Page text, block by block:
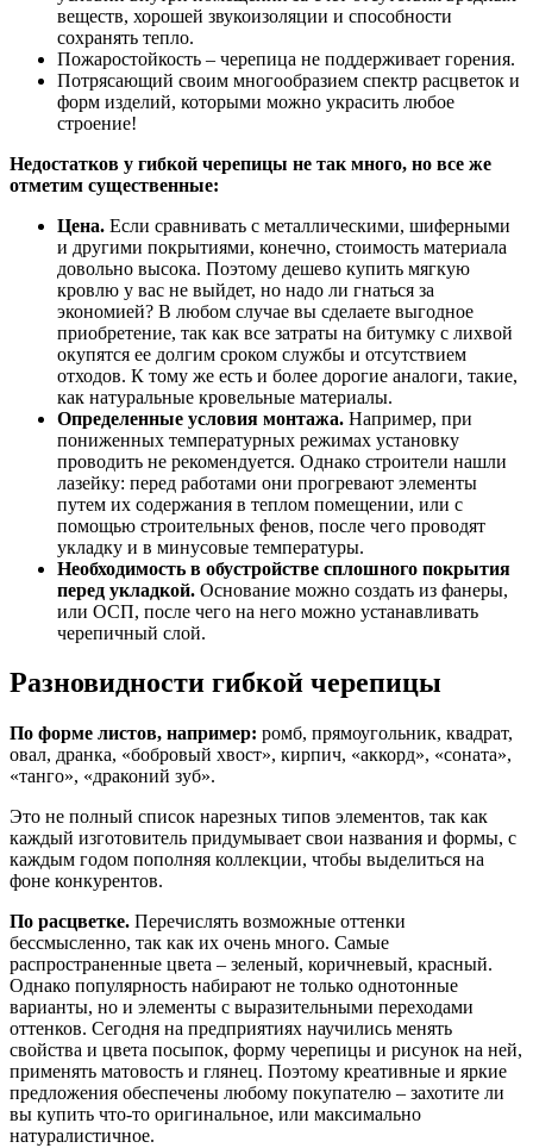
веществ, хорошей звукоизоляции и способности
сохранять тепло.
Пожаростойкость – черепица не поддерживает горения.
Потрясающий своим многообразием спектр расцветок и
форм изделий, которыми можно украсить любое
строение!
Недостатков у гибкой черепицы не так много, но все же
отметим существенные:
Цена. Если сравнивать с металлическими, шиферными
и другими покрытиями, конечно, стоимость материала
довольно высока. Поэтому дешево купить мягкую
кровлю у вас не выйдет, но надо ли гнаться за
экономией? В любом случае вы сделаете выгодное
приобретение, так как все затраты на битумку с лихвой
окупятся ее долгим сроком службы и отсутствием
отходов. К тому же есть и более дорогие аналоги, такие,
как натуральные кровельные материалы.
Определенные условия монтажа. Например, при
пониженных температурных режимах установку
проводить не рекомендуется. Однако строители нашли
лазейку: перед работами они прогревают элементы
путем их содержания в теплом помещении, или с
помощью строительных фенов, после чего проводят
укладку и в минусовые температуры.
Необходимость в обустройстве сплошного покрытия
перед укладкой. Основание можно создать из фанеры,
или ОСП, после чего на него можно устанавливать
черепичный слой.
Разновидности гибкой черепицы
По форме листов, например: ромб, прямоугольник, квадрат,
овал, дранка, «бобровый хвост», кирпич, «аккорд», «соната»,
«танго», «драконий зуб».
Это не полный список нарезных типов элементов, так как
каждый изготовитель придумывает свои названия и формы, с
каждым годом пополняя коллекции, чтобы выделиться на
фоне конкурентов.
По расцветке. Перечислять возможные оттенки
бессмысленно, так как их очень много. Самые
распространенные цвета – зеленый, коричневый, красный.
Однако популярность набирают не только однотонные
варианты, но и элементы с выразительными переходами
оттенков. Сегодня на предприятиях научились менять
свойства и цвета посыпок, форму черепицы и рисунок на ней,
применять матовость и глянец. Поэтому креативные и яркие
предложения обеспечены любому покупателю – захотите ли
вы купить что-то оригинальное, или максимально
натуралистичное.